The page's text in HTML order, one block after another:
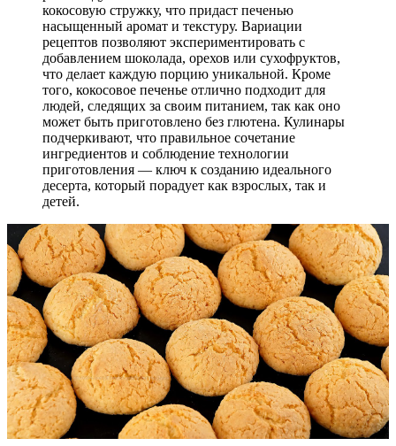
кокосовую стружку, что придаст печенью
насыщенный аромат и текстуру. Вариации
рецептов позволяют экспериментировать с
добавлением шоколада, орехов или сухофруктов,
что делает каждую порцию уникальной. Кроме
того, кокосовое печенье отлично подходит для
людей, следящих за своим питанием, так как оно
может быть приготовлено без глютена. Кулинары
подчеркивают, что правильное сочетание
ингредиентов и соблюдение технологии
приготовления — ключ к созданию идеального
десерта, который порадует как взрослых, так и
детей.